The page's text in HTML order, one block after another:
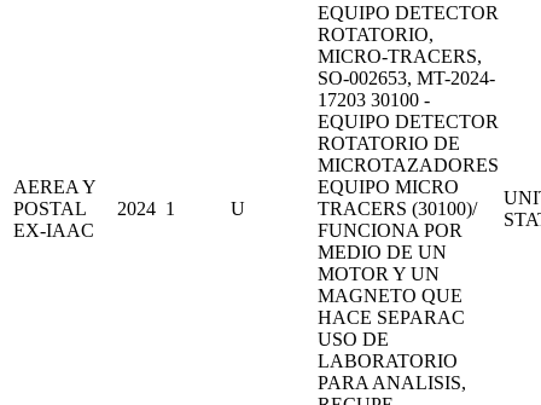
AEREA Y
POSTAL
EX-IAAC
2024 1 U
EQUIPO DETECTOR
ROTATORIO,
MICRO-TRACERS,
SO-002653, MT-2024-
17203 30100 -
EQUIPO DETECTOR
ROTATORIO DE
MICROTAZADORES
EQUIPO MICRO
TRACERS (30100)/
FUNCIONA POR
MEDIO DE UN
MOTOR Y UN
MAGNETO QUE
HACE SEPARAC
USO DE
LABORATORIO
PARA ANALISIS,